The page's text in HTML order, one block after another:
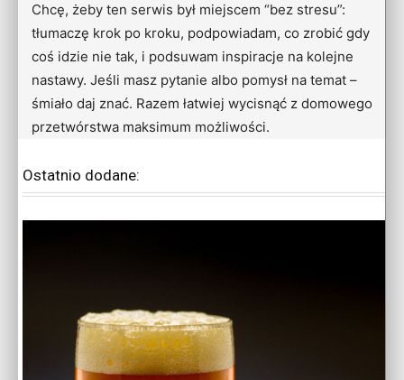
Chcę, żeby ten serwis był miejscem “bez stresu”:
tłumaczę krok po kroku, podpowiadam, co zrobić gdy
coś idzie nie tak, i podsuwam inspiracje na kolejne
nastawy. Jeśli masz pytanie albo pomysł na temat –
śmiało daj znać. Razem łatwiej wycisnąć z domowego
przetwórstwa maksimum możliwości.
Ostatnio dodane: